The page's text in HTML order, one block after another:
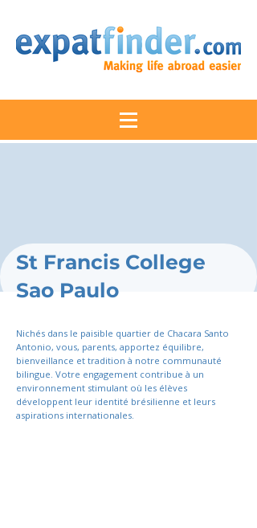
St Francis College
Sao Paulo
Nichés dans le paisible quartier de Chacara Santo
Antonio, vous, parents, apportez équilibre,
bienveillance et tradition à notre communauté
bilingue. Votre engagement contribue à un
environnement stimulant où les élèves
développent leur identité brésilienne et leurs
aspirations internationales.